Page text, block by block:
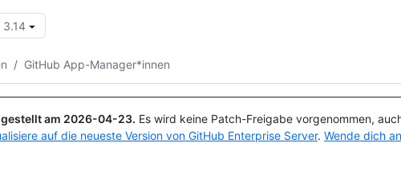
3.14
/ GitHub App-Manager*innen
am 2026-04-23. Es wird keine Patch-Freigabe vorgenommen,
auf die neueste Version von GitHub Enterprise Server. Wende dich